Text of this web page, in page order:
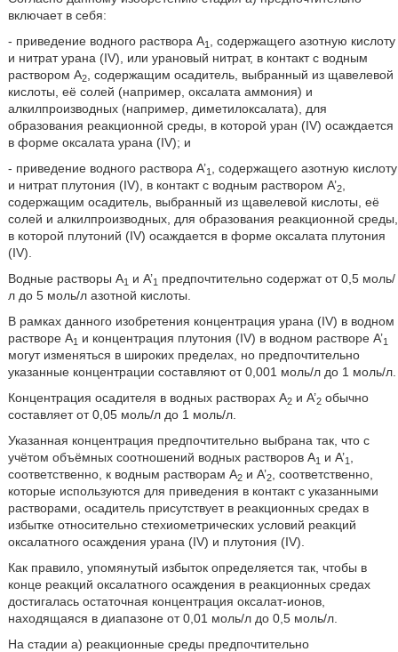
включает в себя:
- приведение водного раствора A1
, содержащего азотную кислоту
и нитрат урана (IV), или урановый нитрат, в контакт с водным
раствором A2, содержащим осадитель, выбранный из щавелевой
кислоты, её солей (например, оксалата аммония) и
алкилпроизводных (например, диметилоксалата), для
образования реакционной среды, в которой уран (IV) осаждается
в форме оксалата урана (IV); и
- приведение водного раствора A’1
, содержащего азотную кислоту
и нитрат плутония (IV), в контакт с водным раствором A’2,
содержащим осадитель, выбранный из щавелевой кислоты, её
солей и алкилпроизводных, для образования реакционной среды,
в которой плутоний (IV) осаждается в форме оксалата плутония
(IV).
Водные растворы A1 и A’1 предпочтительно содержат от 0,5 моль/
л до 5 моль/л азотной кислоты.
В рамках данного изобретения концентрация урана (IV) в водном
растворе A1 и концентрация плутония (IV) в водном растворе A’1
могут изменяться в широких пределах, но предпочтительно
указанные концентрации составляют от 0,001 моль/л до 1 моль/л.
Концентрация осадителя в водных растворах A2и A’2обычно
составляет от 0,05 моль/л до 1 моль/л.
Указанная концентрация предпочтительно выбрана так, что с
учётом объёмных соотношений водных растворов A1 и A’1
соответственно, к водным растворам A2и A’2, соответственно,
которые используются для приведения в контакт с указанными
растворами, осадитель присутствует в реакционных средах в
избытке относительно стехиометрических условий реакций
оксалатного осаждения урана (IV) и плутония (IV).
Как правило, упомянутый избыток определяется так, чтобы в
конце реакций оксалатного осаждения в реакционных средах
достигалась остаточная концентрация оксалат-ионов,
находящаяся в диапазоне от 0,01 моль/л до 0,5 моль/л.
На стадии a) реакционные среды предпочтительно